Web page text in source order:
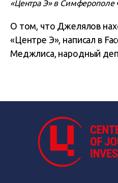
«Центра Э» в
О том, что Джелялов
«Центре Э», написал в
Меджлиса, народный